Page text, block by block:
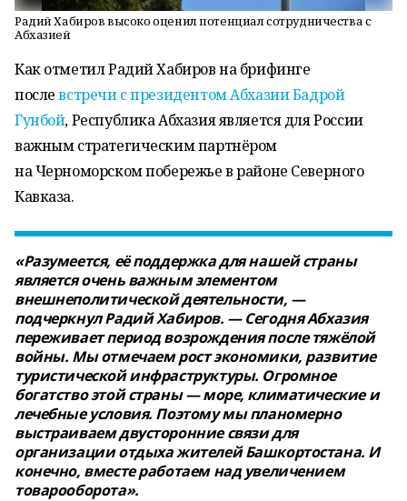
Радий Хабиров высоко оценил потенциал сотрудничества с
Абхазией
Как отметил Радий Хабиров на брифинге
послевстречи с президентом Абхазии Бадрой
Гунбой, Республика Абхазия является для России
важным стратегическим партнёром
на Черноморском побережье в районе Северного
Кавказа.
«Разумеется, её поддержка для нашей страны
является очень важным элементом
внешнеполитической деятельности, —
подчеркнул Радий Хабиров. — Сегодня Абхазия
переживает период возрождения после тяжёлой
войны. Мы отмечаем рост экономики, развитие
туристической инфраструктуры. Огромное
богатство этой страны — море, климатические и
лечебные условия. Поэтому мы планомерно
выстраиваем двусторонние связи для
организации отдыха жителей Башкортостана. И
конечно, вместе работаем над увеличением
товарооборота».